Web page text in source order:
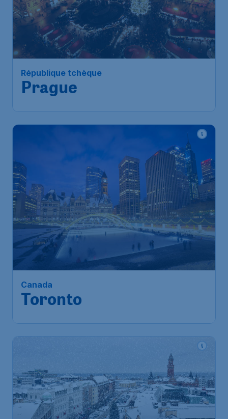
République tchèque
Prague
Canada
Toronto